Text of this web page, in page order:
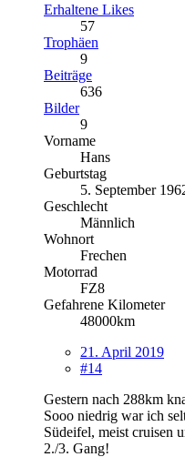
Erhaltene Likes
57
Trophäen
9
Beiträge
636
Bilder
9
Vorname
Hans
Geburtstag
5. September
Geschlecht
Männlich
Wohnort
Frechen
Motorrad
FZ8
Gefahrene Kilometer
48000km
21. April 2019
#14
Gestern nach 288km
Sooo niedrig war ich
Südeifel, meist cruisen
2./3. Gang!